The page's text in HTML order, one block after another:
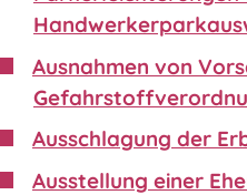
Ausnahmen von
Ausschlagung der
Ausstellung einer